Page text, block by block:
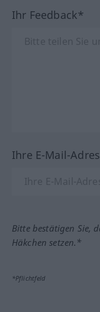
Ihr Feedback*
Ihre E-Mail-
Bitte bestätigen Sie,
Häkchen setzen.*
*Pflichtfeld